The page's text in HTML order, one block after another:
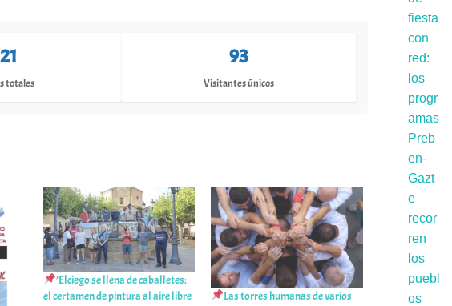
totales
93
Visitantes únicos
’Elciego se llena de caballetes:
el certamen de pintura al aire libre
Las torres humanas de varios